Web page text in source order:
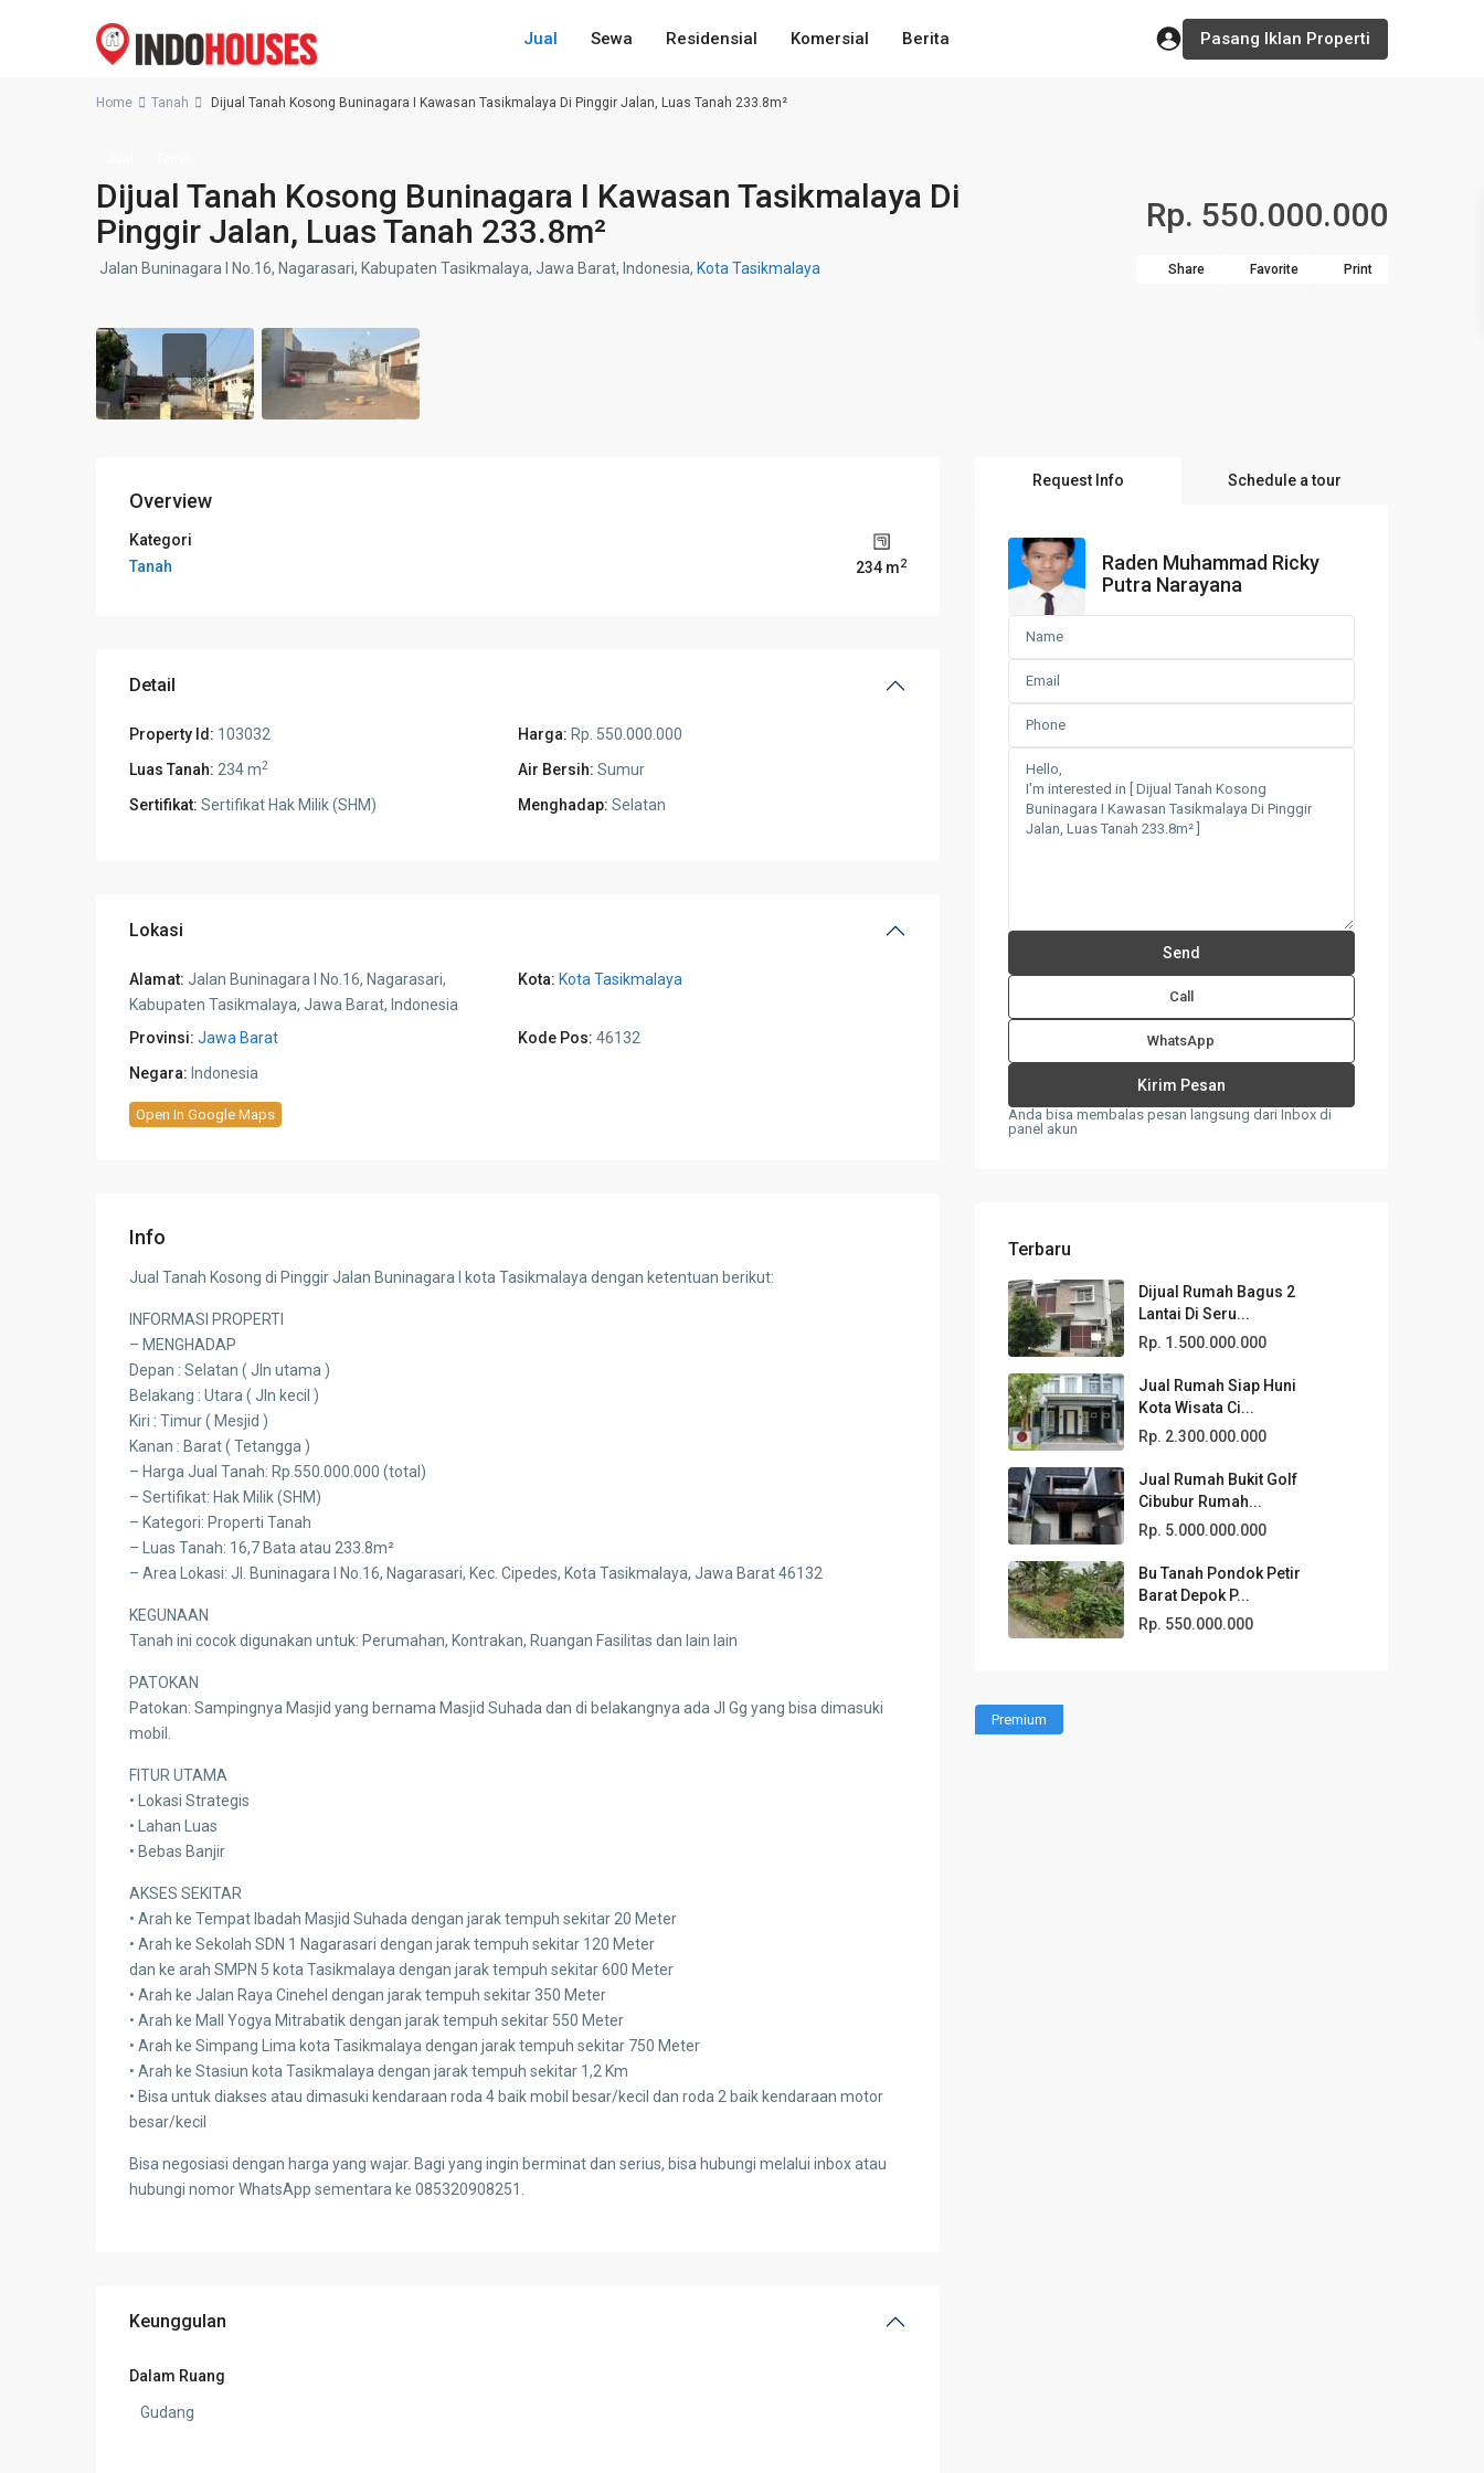
Jual Sewa Residensial Komersial Berita Pasang Iklan Properti
Home Tanah Dijual Tanah Kosong Buninagara I Kawasan Tasikmalaya Di Pinggir Jalan, Luas Tanah 233.8m²
Dijual Tanah Kosong Buninagara I Kawasan Tasikmalaya Di
Pinggir Jalan, Luas Tanah 233.8m²
Rp. 550.000.000
Jalan Buninagara I No.16, Nagarasari, Kabupaten Tasikmalaya, Jawa Barat, Indonesia, Kota Tasikmalaya Share Favorite Print
Overview
Kategori
Tanah
234 m2
Detail
Property Id: 103032 Harga: Rp. 550.000.000
Luas Tanah: 234 m2 Air Bersih: Sumur
Sertifikat: Sertifikat Hak Milik (SHM) Menghadap: Selatan
Lokasi
Alamat: Jalan Buninagara I No.16, Nagarasari,
Kabupaten Tasikmalaya, Jawa Barat, Indonesia
Kota: Kota Tasikmalaya
Provinsi: Jawa Barat Kode Pos: 46132
Negara: Indonesia
Open In Google Maps
Info
Jual Tanah Kosong di Pinggir Jalan Buninagara I kota Tasikmalaya dengan ketentuan berikut:
INFORMASI PROPERTI
– MENGHADAP
Depan : Selatan ( Jln utama )
Belakang : Utara ( Jln kecil )
Kiri : Timur ( Mesjid )
Kanan : Barat ( Tetangga )
– Harga Jual Tanah: Rp.550.000.000 (total)
– Sertifikat: Hak Milik (SHM)
– Kategori: Properti Tanah
– Luas Tanah: 16,7 Bata atau 233.8m²
– Area Lokasi: Jl. Buninagara I No.16, Nagarasari, Kec. Cipedes, Kota Tasikmalaya, Jawa Barat 46132
KEGUNAAN
Tanah ini cocok digunakan untuk: Perumahan, Kontrakan, Ruangan Fasilitas dan lain lain
PATOKAN
Patokan: Sampingnya Masjid yang bernama Masjid Suhada dan di belakangnya ada Jl Gg yang bisa dimasuki
mobil.
FITUR UTAMA
• Lokasi Strategis
• Lahan Luas
• Bebas Banjir
AKSES SEKITAR
• Arah ke Tempat Ibadah Masjid Suhada dengan jarak tempuh sekitar 20 Meter
• Arah ke Sekolah SDN 1 Nagarasari dengan jarak tempuh sekitar 120 Meter
dan ke arah SMPN 5 kota Tasikmalaya dengan jarak tempuh sekitar 600 Meter
• Arah ke Jalan Raya Cinehel dengan jarak tempuh sekitar 350 Meter
• Arah ke Mall Yogya Mitrabatik dengan jarak tempuh sekitar 550 Meter
• Arah ke Simpang Lima kota Tasikmalaya dengan jarak tempuh sekitar 750 Meter
• Arah ke Stasiun kota Tasikmalaya dengan jarak tempuh sekitar 1,2 Km
• Bisa untuk diakses atau dimasuki kendaraan roda 4 baik mobil besar/kecil dan roda 2 baik kendaraan motor
besar/kecil
Bisa negosiasi dengan harga yang wajar. Bagi yang ingin berminat dan serius, bisa hubungi melalui inbox atau
hubungi nomor WhatsApp sementara ke 085320908251.
Keunggulan
Dalam Ruang
Gudang
Request Info Schedule a tour
Raden Muhammad Ricky
Putra Narayana
Call
WhatsApp
Anda bisa membalas pesan langsung dari Inbox di
panel akun
Terbaru
Dijual Rumah Bagus 2
Lantai Di Seru...
Rp. 1.500.000.000
Jual Rumah Siap Huni
Kota Wisata Ci...
Rp. 2.300.000.000
Jual Rumah Bukit Golf
Cibubur Rumah...
Rp. 5.000.000.000
Bu Tanah Pondok Petir
Barat Depok P...
Rp. 550.000.000
Premium